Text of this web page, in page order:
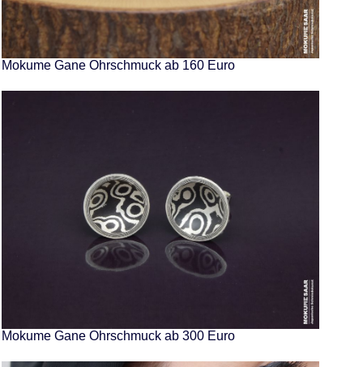
Mokume Gane Ohrschmuck ab 160 Euro
Mokume Gane Ohrschmuck ab 300 Euro